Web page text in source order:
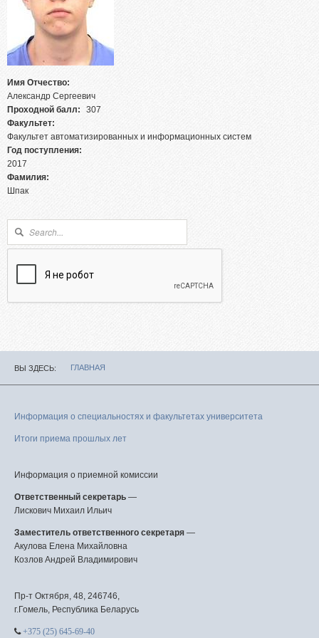
Зачисление без вступительных испытаний
Родителям абитуриентов
Часто задаваемые вопросы
Централизованное тестирование
Репетиционное тестирование
Профориентанционные мероприятия 2023/2024
Имя Отчество:
Александр Сергеевич
Проходной балл:
307
Факультет:
Факультет автоматизированных и информационных систем
Год поступления:
2017
Фамилия:
Шпак
Форма поиска
Поиск
ВЫ ЗДЕСЬ ГЛАВНАЯ
Информация о специальностях и факультетах университета
Итоги приема прошлых лет
Информация о приемной комиссии
Ответственный секретарь —
Лискович Михаил Ильич
Заместитель ответственного секретаря —
Акулова Елена Михайловна
Козлов Андрей Владимирович
Пр-т Октября, 48, 246746,
г.Гомель, Республика Беларусь
+375 (25) 645-69-40